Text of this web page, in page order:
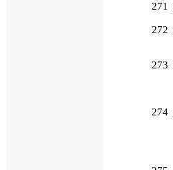
271
272
273
274